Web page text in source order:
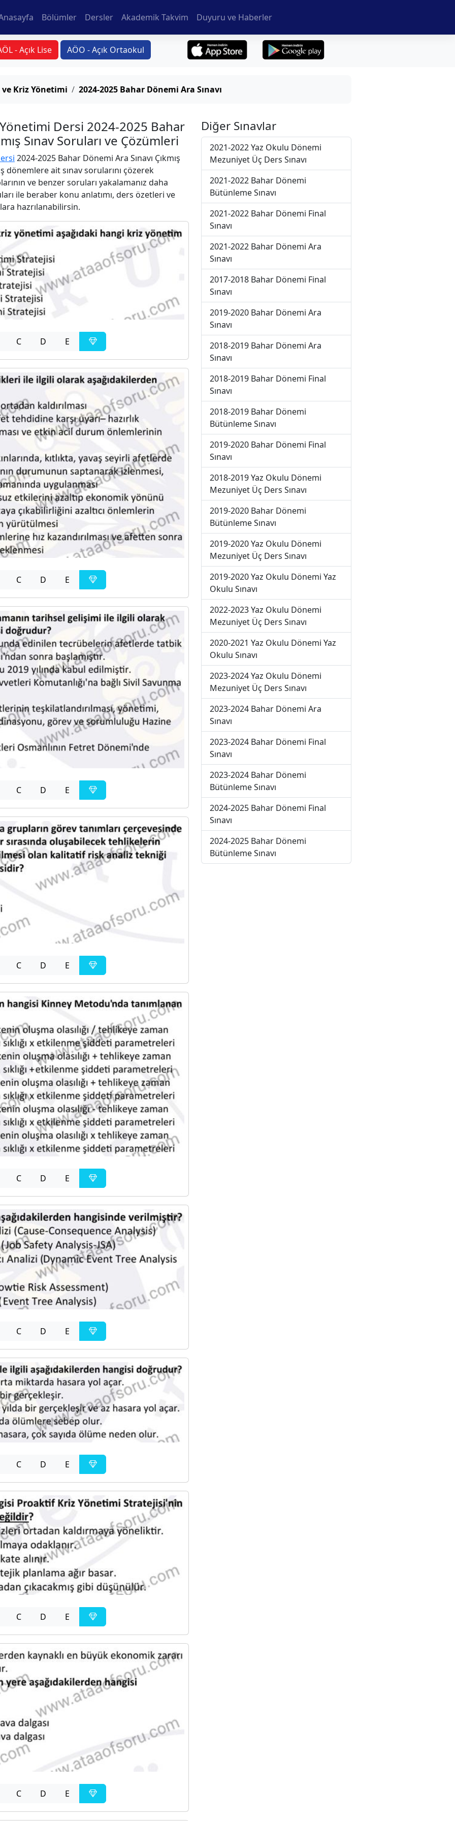
Bölümler Dersler Akademik Takvim Duyuru ve Haberler
- Açık Lise AÖO - Açık Ortaokul
Kriz Yönetimi 2024-2025 Bahar Dönemi Ara Sınavı
Dersi 2024-2025 Bahar
Sınav Soruları ve Çözümleri
2024-2025 Bahar Dönemi Ara Sınavı Çıkmış
dönemlere ait sınav sorularını çözerek
ve benzer soruları yakalamanız daha
ile beraber konu anlatımı, ders özetleri ve
hazrılanabilirsin.
C D E
C D E
C D E
C D E
C D E
C D E
C D E
C D E
C D E
Diğer Sınavlar
2021-2022 Yaz Okulu Dönemi
Mezuniyet Üç Ders Sınavı
2021-2022 Bahar Dönemi
Bütünleme Sınavı
2021-2022 Bahar Dönemi Final
Sınavı
2021-2022 Bahar Dönemi Ara
Sınavı
2017-2018 Bahar Dönemi Final
Sınavı
2019-2020 Bahar Dönemi Ara
Sınavı
2018-2019 Bahar Dönemi Ara
Sınavı
2018-2019 Bahar Dönemi Final
Sınavı
2018-2019 Bahar Dönemi
Bütünleme Sınavı
2019-2020 Bahar Dönemi Final
Sınavı
2018-2019 Yaz Okulu Dönemi
Mezuniyet Üç Ders Sınavı
2019-2020 Bahar Dönemi
Bütünleme Sınavı
2019-2020 Yaz Okulu Dönemi
Mezuniyet Üç Ders Sınavı
2019-2020 Yaz Okulu Dönemi Yaz
Okulu Sınavı
2022-2023 Yaz Okulu Dönemi
Mezuniyet Üç Ders Sınavı
2020-2021 Yaz Okulu Dönemi Yaz
Okulu Sınavı
2023-2024 Yaz Okulu Dönemi
Mezuniyet Üç Ders Sınavı
2023-2024 Bahar Dönemi Ara
Sınavı
2023-2024 Bahar Dönemi Final
Sınavı
2023-2024 Bahar Dönemi
Bütünleme Sınavı
2024-2025 Bahar Dönemi Final
Sınavı
2024-2025 Bahar Dönemi
Bütünleme Sınavı